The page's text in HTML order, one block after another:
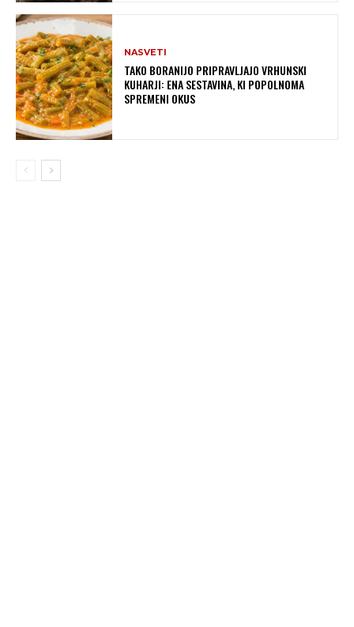
NASVETI
TAKO BORANIJO PRIPRAVLJAJO VRHUNSKI
KUHARJI: ENA SESTAVINA, KI POPOLNOMA
SPREMENI OKUS